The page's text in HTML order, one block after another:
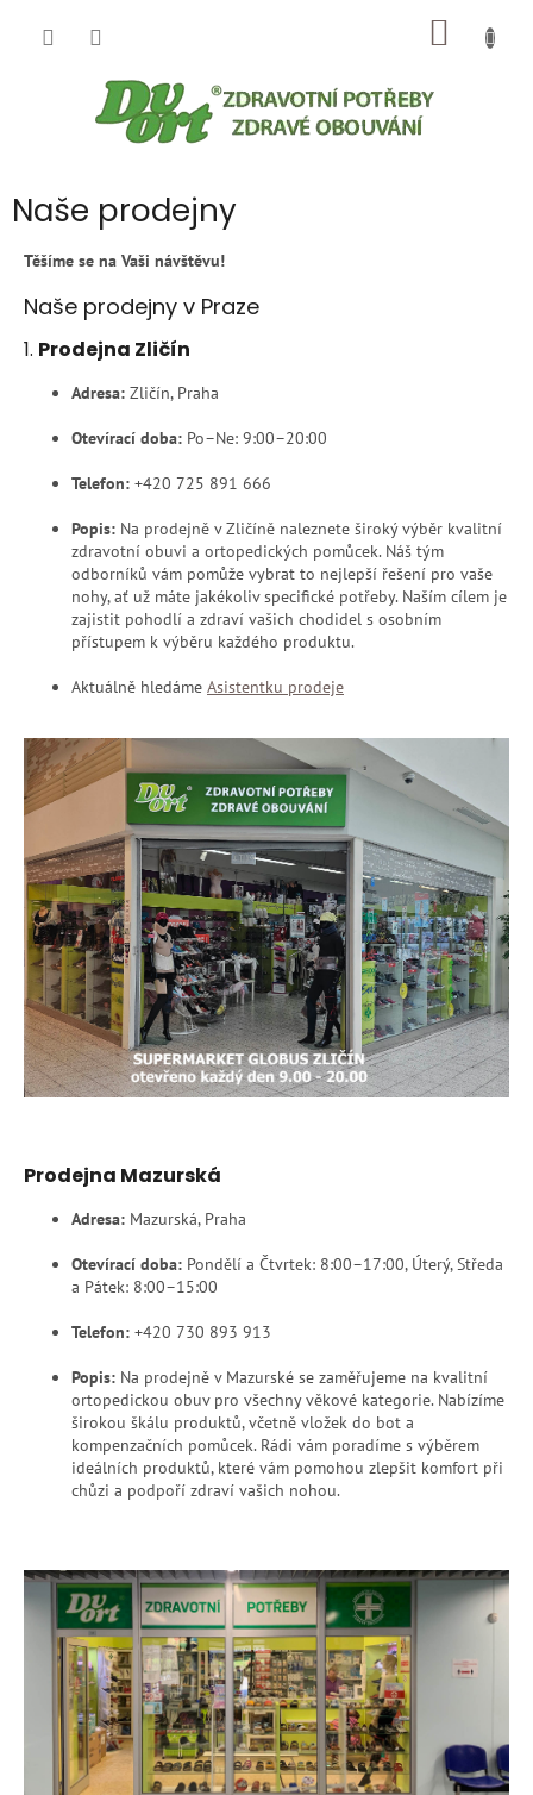
Naše prodejny
Těšíme se na Vaši návštěvu!
Naše prodejny v Praze
1. Prodejna Zličín
Adresa: Zličín, Praha
Otevírací doba: Po–Ne: 9:00–20:00
Telefon: +420 725 891 666
Popis: Na prodejně v Zličíně naleznete široký výběr kvalitní
zdravotní obuvi a ortopedických pomůcek. Náš tým
odborníků vám pomůže vybrat to nejlepší řešení pro vaše
nohy, ať už máte jakékoliv specifické potřeby. Naším cílem je
zajistit pohodlí a zdraví vašich chodidel s osobním
přístupem k výběru každého produktu.
Aktuálně hledáme Asistentku prodeje
Prodejna Mazurská
Adresa: Mazurská, Praha
Otevírací doba: Pondělí a Čtvrtek: 8:00–17:00, Úterý, Středa
a Pátek: 8:00–15:00
Telefon: +420 730 893 913
Popis: Na prodejně v Mazurské se zaměřujeme na kvalitní
ortopedickou obuv pro všechny věkové kategorie. Nabízíme
širokou škálu produktů, včetně vložek do bot a
kompenzačních pomůcek. Rádi vám poradíme s výběrem
ideálních produktů, které vám pomohou zlepšit komfort při
chůzi a podpoří zdraví vašich nohou.